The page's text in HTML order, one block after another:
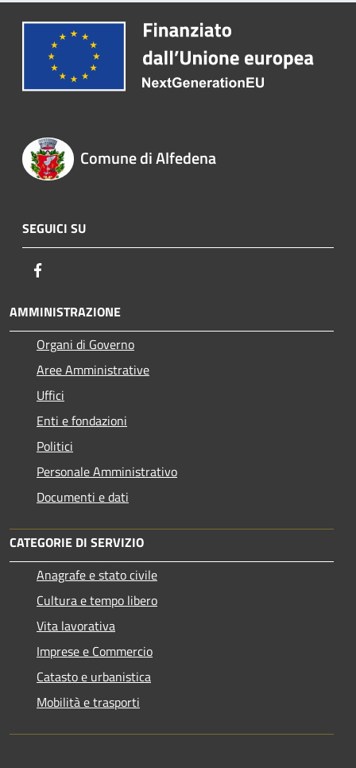
Comune di Alfedena
SEGUICI SU
AMMINISTRAZIONE
Organi di Governo
Aree Amministrative
Uffici
Enti e fondazioni
Politici
Personale Amministrativo
Documenti e dati
CATEGORIE DI SERVIZIO
Anagrafe e stato civile
Cultura e tempo libero
Vita lavorativa
Imprese e Commercio
Catasto e urbanistica
Mobilità e trasporti